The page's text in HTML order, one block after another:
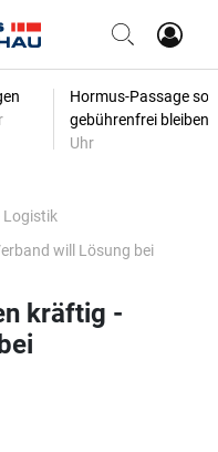
Hormus-Passage
gebührenfrei bleiben
Uhr
Logistik
will Lösung bei
kräftig -